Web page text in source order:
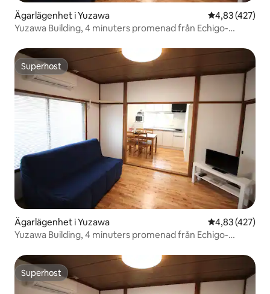
Ägarlägenhet i Yuzawa 4,83 av 5 i
4,83 (427)
Yuzawa Building, 4 minuters promenad från Echigo-
Superhost
Superhost
Ägarlägenhet i Yuzawa 4,83 av 5 i
4,83 (427)
Yuzawa Building, 4 minuters promenad från Echigo-
Superhost
Superhost